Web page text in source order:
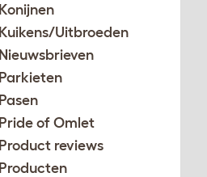
Konijnen
Kuikens/Uitbroeden
Nieuwsbrieven
Parkieten
Pasen
Pride of Omlet
Product reviews
Producten